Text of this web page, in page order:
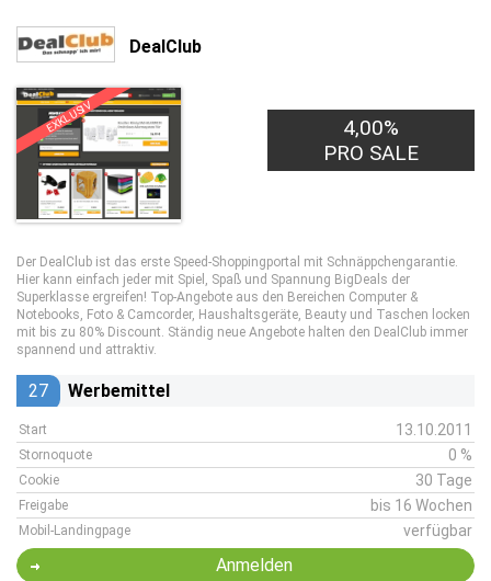
DealClub
EXKLUSIV
4,00%
PRO SALE
Der DealClub ist das erste Speed-Shoppingportal mit Schnäppchengarantie.
Hier kann einfach jeder mit Spiel, Spaß und Spannung BigDeals der
Superklasse ergreifen! Top-Angebote aus den Bereichen Computer &
Notebooks, Foto & Camcorder, Haushaltsgeräte, Beauty und Taschen locken
mit bis zu 80% Discount. Ständig neue Angebote halten den DealClub immer
spannend und attraktiv.
27 Werbemittel
Start 13.10.2011
Stornoquote 0 %
Cookie 30 Tage
Freigabe bis 16 Wochen
Mobil-Landingpage verfügbar
Anmelden